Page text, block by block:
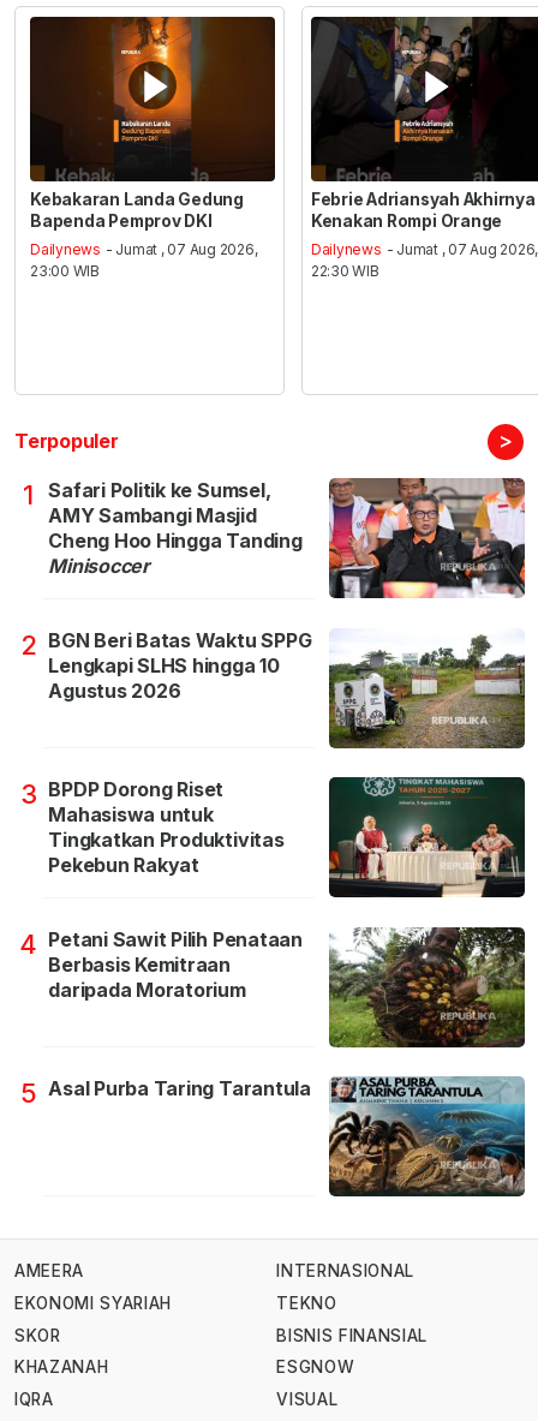
Kebakaran Landa Gedung
Bapenda Pemprov DKI
Dailynews - Jumat , 07 Aug 2026,
23:00 WIB
Febrie Adriansyah Akhirnya
Kenakan Rompi Orange
Dailynews - Jumat , 07 Aug 2026,
22:30 WIB
Terpopuler >
1
Safari Politik ke Sumsel,
AMY Sambangi Masjid
Cheng Hoo Hingga Tanding
Minisoccer
2 BGN Beri Batas Waktu SPPG
Lengkapi SLHS hingga 10
Agustus 2026
3 BPDP Dorong Riset
Mahasiswa untuk
Tingkatkan Produktivitas
Pekebun Rakyat
4 Petani Sawit Pilih Penataan
Berbasis Kemitraan
daripada Moratorium
5 Asal Purba Taring Tarantula
AMEERA
EKONOMI SYARIAH
SKOR
KHAZANAH
IQRA
INTERNASIONAL
TEKNO
BISNIS FINANSIAL
ESGNOW
VISUAL